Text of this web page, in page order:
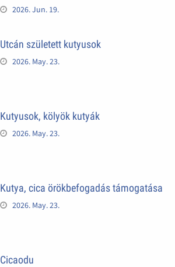
2026. Jun. 19.
Utcán született kutyusok
2026. May. 23.
Kutyusok, kölyök kutyák
2026. May. 23.
Kutya, cica örökbefogadás támogatása
2026. May. 23.
Cicaodu